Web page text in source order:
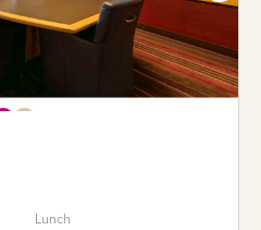
Lunch